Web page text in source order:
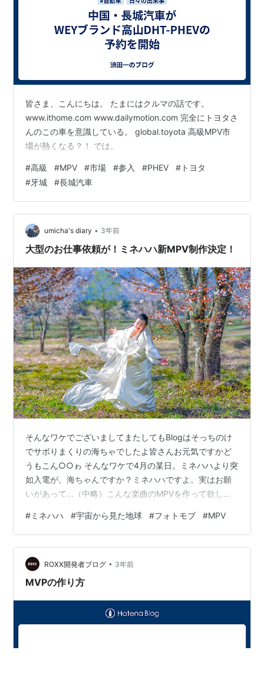
皆さま、こんにちは。 たまにはクルマの話です。
www.ithome.com www.dailymotion.com 完全にトヨタさ
んのこの車を意識している。 global.toyota 高級MPV市
場が熱くなる？！ では。
#高級 #MPV #市場 #参入 #PHEV # トヨタ
#牙城 #長城汽車
umicha's diary • 3年前
大型のお仕事依頼が！ミネハハ新MPV制作決定！
そんなワケでございましてまたしてもBlogはそっちのけ
でサボりまくりの海ちゃでしたよ皆さんお元気ですかど
うもこん○○ゎ そんなワケで4月の某日。ミネハハより突
如入電が。海ちゃんですか？ミネハハですよ。実はお願
いがあって...（中略）こんな楽曲のMPVを作って欲しい
ました！んじゃ楽曲送っといてくださいませ♪で、聴いて
みる。ん？おお！？なんか凄くね！？ちょい待ち！これ
今までの様なミネハハ一人で歌ってる雰囲気ではなくて
配役あった方が良いんじゃね？しかもイメージがね。う
ちの娘にピッタリなのですよ！何がピッタリかというと
#ミネハハ #宇宙から見た地球 #フォトモブ #MPV
ROXX開発者ブログ • 3年前
MVPの作り方